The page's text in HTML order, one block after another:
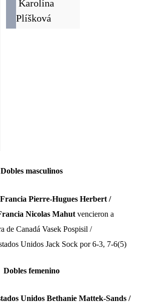
Karolína
Plíšková
Dobles masculinos
Pierre-Hugues Herbert /
Nicolas Mahut vencieron a
Vasek Pospisil /
Jack Sock por 6-3, 7-6(5)
Dobles femenino
Bethanie Mattek-Sands /